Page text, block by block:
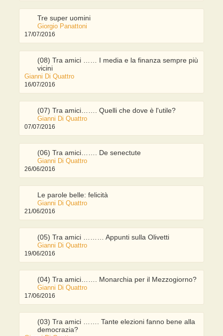
Tre super uomini
Giorgio Panattoni
17/07/2016
(08) Tra amici …… I media e la finanza sempre più
vicini
Gianni Di Quattro
16/07/2016
(07) Tra amici……. Quelli che dove è l'utile?
Gianni Di Quattro
07/07/2016
(06) Tra amici……. De senectute
Gianni Di Quattro
26/06/2016
Le parole belle: felicità
Gianni Di Quattro
21/06/2016
(05) Tra amici ……… Appunti sulla Olivetti
Gianni Di Quattro
19/06/2016
(04) Tra amici……. Monarchia per il Mezzogiorno?
Gianni Di Quattro
17/06/2016
(03) Tra amici ……. Tante elezioni fanno bene alla
democrazia?